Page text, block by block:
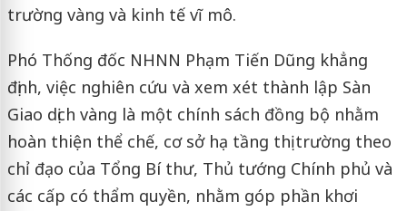
trường vàng và kinh tế vĩ mô.
Phó Thống đốc NHNN Phạm Tiến Dũng khẳng
định, việc nghiên cứu và xem xét thành lập Sàn
Giao dịch vàng là một chính sách đồng bộ nhằm
hoàn thiện thể chế, cơ sở hạ tầng thị trường theo
chỉ đạo của Tổng Bí thư, Thủ tướng Chính phủ và
các cấp có thẩm quyền, nhằm góp phần khơi